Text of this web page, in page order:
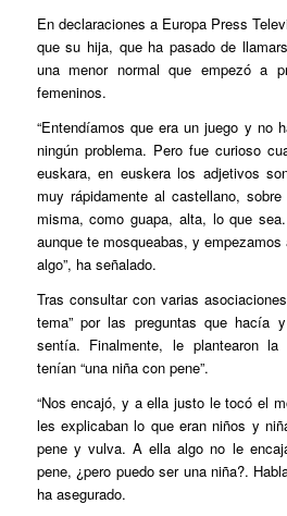
En declaraciones a Europa Press
que su hija, que ha pasado de
una menor normal que empezó a
femeninos.
“Entendíamos que era un juego y no
ningún problema. Pero fue curioso
euskara, en euskera los adjetivos
muy rápidamente al castellano,
misma, como guapa, alta, lo que
aunque te mosqueabas, y
algo”, ha señalado.
Tras consultar con varias
tema” por las preguntas que hacía
sentía. Finalmente, le plantearon
tenían “una niña con pene”.
“Nos encajó, y a ella justo le tocó el
les explicaban lo que eran niños y
pene y vulva. A ella algo no le
pene, ¿pero puedo ser una niña?.
ha asegurado.